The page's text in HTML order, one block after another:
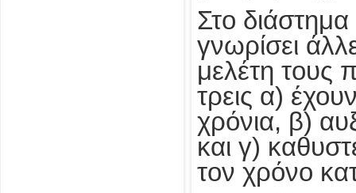
Στο
γνωρίσει
μελέτη τους
τρεις α)
χρόνια, β)
και γ)
τον χρόνο